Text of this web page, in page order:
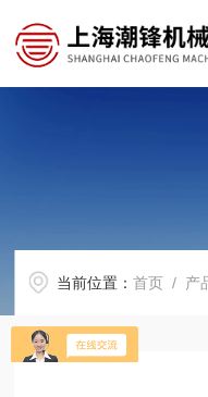
当前位置：首页 / 产